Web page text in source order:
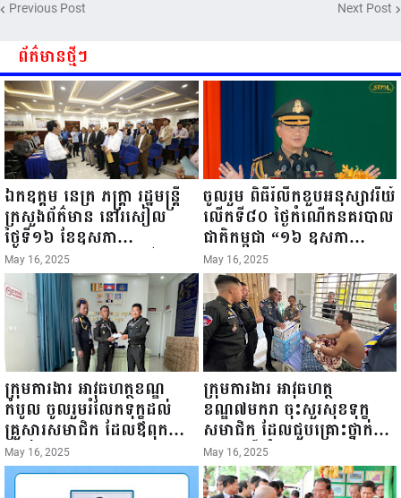
Previous Post Next Post
ព័ត៌មានថ្មីៗ
ឯកឧត្តម នេត្រ ភក្ត្រា រដ្ឋមន្ត្រី
ក្រសួងព័ត៌មាន នៅរសៀល
ថ្ងៃទី១៦ ខែឧសភា
ឆ្នាំ២០២៥នេះ បានអញ្ជើញចុះ
ធ្វើជំរឿនថ្នាក់ដឹកនាំមន្ត្រីរាជ
ការស៉ីវិល នៃក្រសួងព័ត៌មាន...
May 16, 2025
ចូលរួម ពិធីរំលឹកខួបអនុស្សាវរីយ៍
លើកទី៨០ ថ្ងៃកំណើតនគរបាល
ជាតិកម្ពុជា “១៦ ឧសភា
១៩៤៥ ~ ១៦ ឧសភា
២០២៥”...
May 16, 2025
ក្រុមការងារ អាវុធហត្ថខណ្ឌ
កំបូល ចូលរួមរំលែកទុក្ខដល់
គ្រួសារសមាជិក ដែលឪពុកក្មេក
របស់លោកទទួលមរណៈភាព!
May 16, 2025
ក្រុមការងារ អាវុធហត្ថ
ខណ្ឌ៧មករា ចុះសួរសុខទុក្ខ
សមាជិក ដែលជួបគ្រោះថ្នាក់
ចរាចរណ៍ កំពុងសម្រាកព្យាបាល
នៅមន្ទីរពេទ្យ!
May 16, 2025